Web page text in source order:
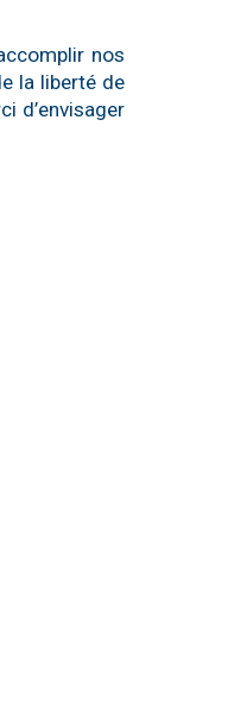
nos
la liberté de
d’envisager